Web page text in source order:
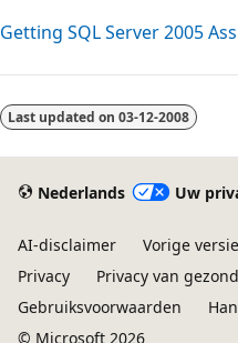
Getting SQL Server 2005
Last updated on 03-12-2008
Nederlands Uw
AI-disclaimer Vorige
Privacy
Privacy van
Gebruiksvoorwaarden
© Microsoft 2026